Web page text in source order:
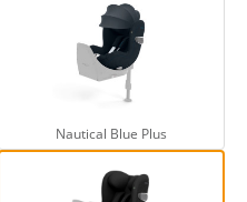
Nautical Blue Plus
Nautical Blue Plus